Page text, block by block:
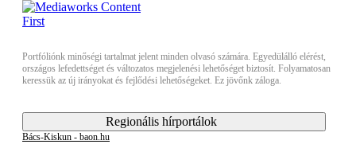
Portfóliónk minőségi tartalmat jelent minden olvasó számára. Egyedülálló elérést,
országos lefedettséget és változatos megjelenési lehetőséget biztosít. Folyamatosan
keressük az új irányokat és fejlődési lehetőségeket. Ez jövőnk záloga.
Regionális hírportálok
Bács-Kiskun - baon.hu